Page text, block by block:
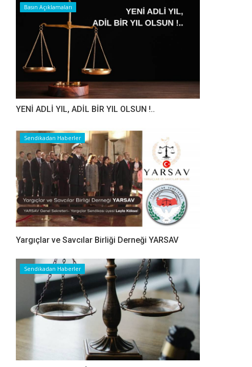
Basın Açıklamaları
YENİ ADLİ YIL, ADİL BİR YIL OLSUN !..
Sendikadan Haberler
Yargıçlar ve Savcılar Birliği Derneği YARSAV
Sendikadan Haberler